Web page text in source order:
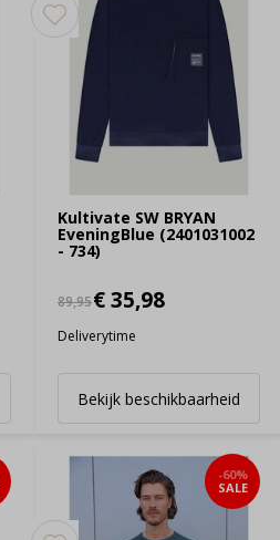
Kultivate SW BRYAN
EveningBlue (2401031002
- 734)
89,95€ 35,98
Deliverytime
Bekijk beschikbaarheid
-60%
SALE